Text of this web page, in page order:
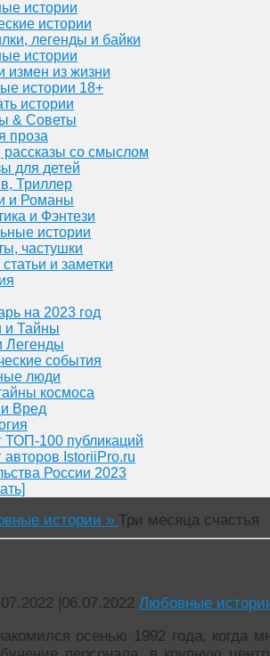
истории
истории
легенды и байки
истории
измен из жизни
истории 18+
истории
& Советы
проза
рассказы со смыслом
для детей
Триллер
и Романы
и Фэнтези
истории
частушки
и заметки
на 2023 год
и Тайны
события
люди
космоса
Вред
ТОП-100 публикаций
авторов IstoriiPro.ru
России 2023
истории » Три месяца счастья
|06.07.2022 Любовные
осенью 1992 года, когда